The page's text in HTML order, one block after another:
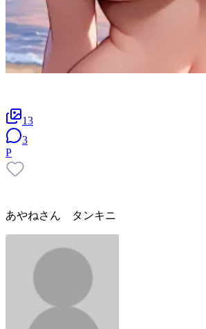
13
3
P
あやねさん タンキニ